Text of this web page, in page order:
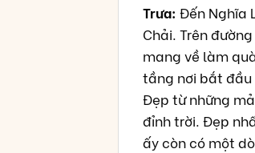
Trưa: Đến Nghĩa
Chải. Trên
mang về làm
tầng nơi bắt đầu
Đẹp từ những
đỉnh trời. Đẹp
ấy còn có một